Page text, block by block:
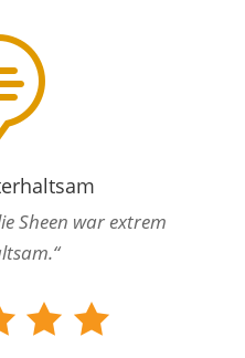
Sheen war extrem